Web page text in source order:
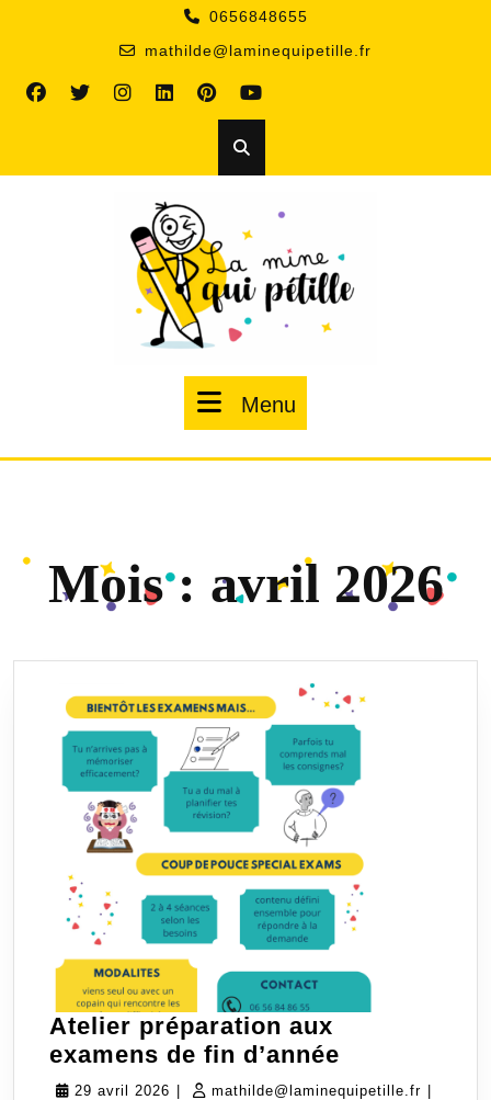
0656848655
mathilde@laminequipetille.fr
Menu
Mois : avril 2026
Atelier préparation aux
examens de fin d’année
préparation
29 avril 2026 29
mathilde@laminequipetille.fr